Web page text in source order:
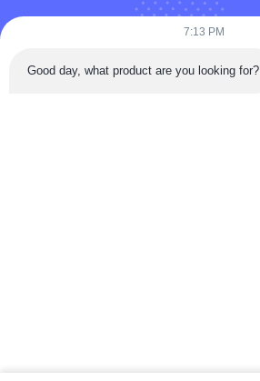
7:13 PM
Good day, what product are you looking for?